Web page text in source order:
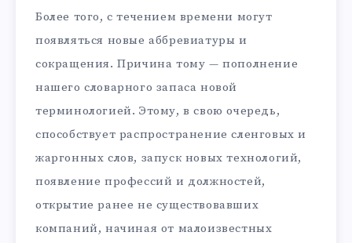
Более того, с течением времени могут
появляться новые аббревиатуры и
сокращения. Причина тому — пополнение
нашего словарного запаса новой
терминологией. Этому, в свою очередь,
способствует распространение сленговых и
жаргонных слов, запуск новых технологий,
появление профессий и должностей,
открытие ранее не существовавших
компаний, начиная от малоизвестных